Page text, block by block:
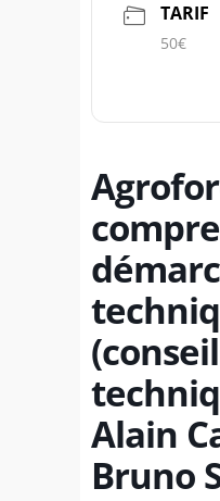
TARIF
50€
(conseil
Alain
Bruno